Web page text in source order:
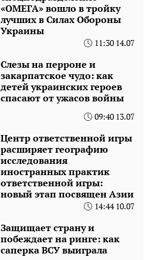
«ОМЕГА» вошло в тройку
лучших в Силах Обороны
Украины
11:30 14.07
Слезы на перроне и
закарпатское чудо: как
детей украинских героев
спасают от ужасов войны
09:40 13.07
Центр ответственной игры
расширяет географию
исследования
иностранных практик
ответственной игры:
новый этап посвящен Азии
14:44 10.07
Защищает страну и
побеждает на ринге: как
саперка ВСУ выиграла